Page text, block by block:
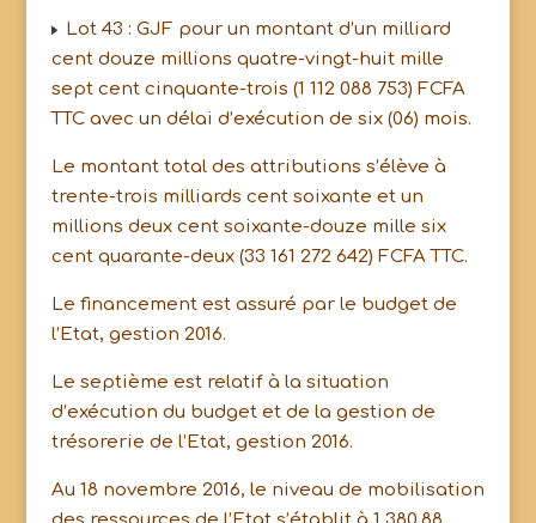
Lot 43 : GJF pour un montant d’un milliard
cent douze millions quatre-vingt-huit mille
sept cent cinquante-trois (1 112 088 753) FCFA
TTC avec un délai d’exécution de six (06) mois.
Le montant total des attributions s’élève à
trente-trois milliards cent soixante et un
millions deux cent soixante-douze mille six
cent quarante-deux (33 161 272 642) FCFA TTC.
Le financement est assuré par le budget de
l’Etat, gestion 2016.
Le septième est relatif à la situation
d’exécution du budget et de la gestion de
trésorerie de l’Etat, gestion 2016.
Au 18 novembre 2016, le niveau de mobilisation